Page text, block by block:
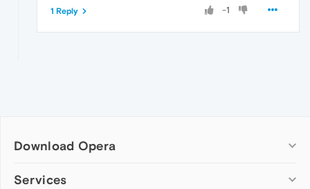
-1
1 Reply
Download Opera
Computer browsers
Services